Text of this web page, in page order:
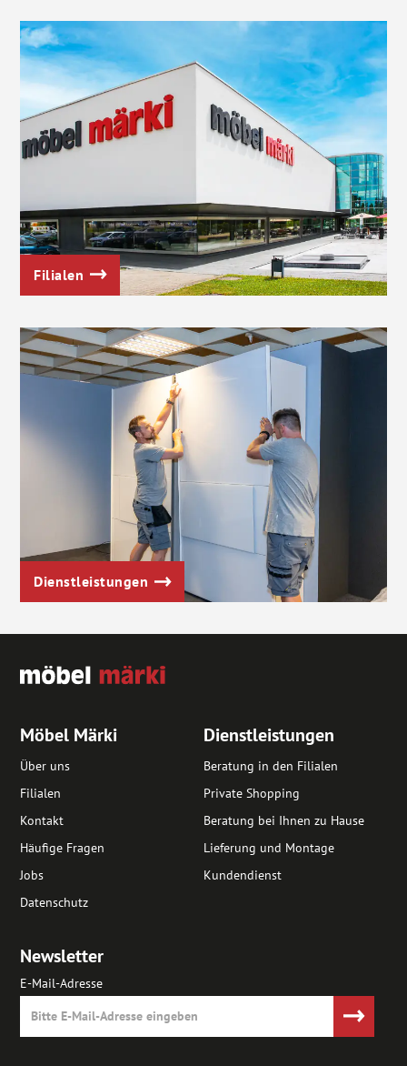
Filialen
Dienstleistungen
Möbel Märki
Über uns
Filialen
Kontakt
Häufige Fragen
Jobs
Datenschutz
Dienstleistungen
Beratung in den Filialen
Private Shopping
Beratung bei Ihnen zu Hause
Lieferung und Montage
Kundendienst
Newsletter
E-Mail-Adresse